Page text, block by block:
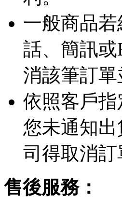
一般商品
話、簡訊
消該筆訂單
依照客戶
您未通知
司得取消
售後服務：